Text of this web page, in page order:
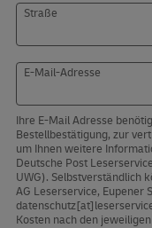
Straße
E-Mail-Adresse
Ihre E-Mail Adresse
Bestellbestätigung, zur
um Ihnen weitere
Deutsche Post
UWG). Selbstverständlich
AG Leserservice, Eupener
Kosten nach den